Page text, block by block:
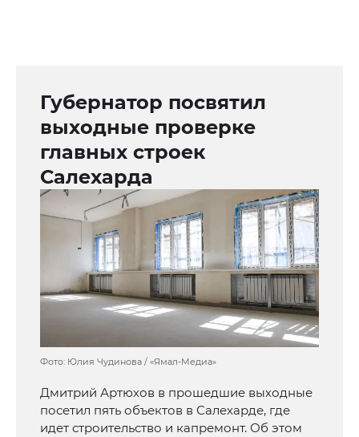
Губернатор посвятил
выходные проверке
главных строек
Салехарда
Фото: Юлия Чудинова / «Ямал-Медиа»
Дмитрий Артюхов в прошедшие выходные
посетил пять объектов в Салехарде, где
идет строительство и капремонт. Об этом